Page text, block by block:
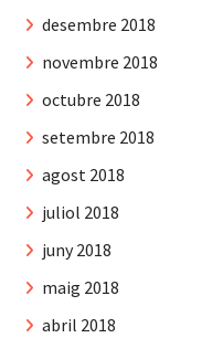
desembre 2018
novembre 2018
octubre 2018
setembre 2018
agost 2018
juliol 2018
juny 2018
maig 2018
abril 2018